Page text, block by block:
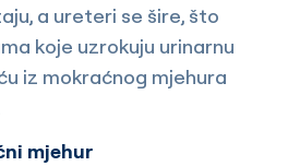
a ureteri se šire, što
koje uzrokuju urinarnu
iz mokraćnog mjehura
mjehur